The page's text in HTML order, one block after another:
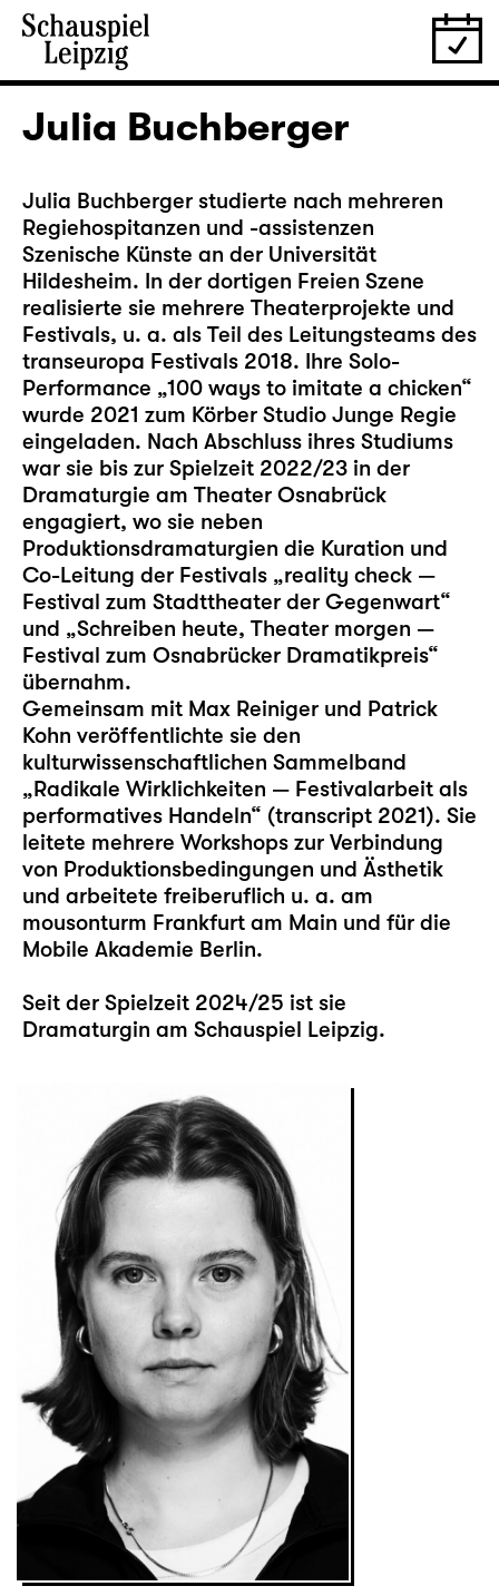
Julia Buchberger
Julia Buchberger studierte nach mehreren
Regiehospitanzen und -assistenzen
Szenische Künste an der Universität
Hildesheim. In der dortigen Freien Szene
realisierte sie mehrere Theaterprojekte und
Festivals, u. a. als Teil des Leitungsteams des
transeuropa Festivals 2018. Ihre Solo-
Performance „100 ways to imitate a chicken“
wurde 2021 zum Körber Studio Junge Regie
eingeladen. Nach Abschluss ihres Studiums
war sie bis zur Spielzeit 2022/23 in der
Dramaturgie am Theater Osnabrück
engagiert, wo sie neben
Produktionsdramaturgien die Kuration und
Co-Leitung der Festivals „reality check —
Festival zum Stadttheater der Gegenwart“
und „Schreiben heute, Theater morgen —
Festival zum Osnabrücker Dramatikpreis“
übernahm.
Gemeinsam mit Max Reiniger und Patrick
Kohn veröffentlichte sie den
kulturwissenschaftlichen Sammelband
„Radikale Wirklichkeiten — Festivalarbeit als
performatives Handeln“ (transcript 2021). Sie
leitete mehrere Workshops zur Verbindung
von Produktionsbedingungen und Ästhetik
und arbeitete freiberuflich u. a. am
mousonturm Frankfurt am Main und für die
Mobile Akademie Berlin.
Seit der Spielzeit 2024/25 ist sie
Dramaturgin am Schauspiel Leipzig.